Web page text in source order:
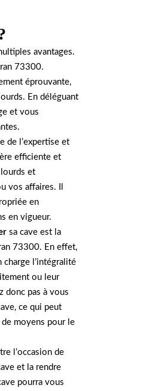
avantages.
73300.
éprouvante,
En déléguant
et vous
de l’expertise et
efficiente et
et
vos affaires. Il
en
en vigueur.
sa cave est la
73300. En effet,
l’intégralité
ou leur
donc pas à vous
ce qui peut
moyens pour le
l’occasion de
et la rendre
pourra vous